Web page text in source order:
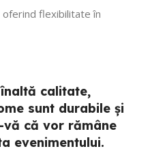
flexibilitate în
calitate,
sunt durabile și
vă că vor rămâne
evenimentului.